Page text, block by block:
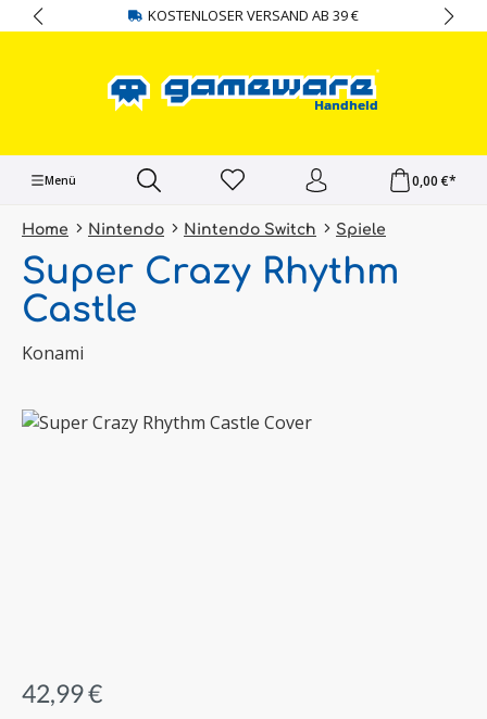
springen KOSTENLOSER VERSAND AB 39 €
Menü 0,00 €*
Home Nintendo Nintendo Switch Spiele
Super Crazy Rhythm
Castle
Konami
Bildergalerie überspringen
42,99 €